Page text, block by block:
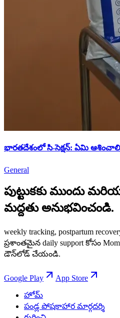
భారతదేశంలో సి-సెక్షన్: ఏమి ఆశించాలి
General
పుట్టుకకు ముందు
మద్దతు అనుభవించండి.
weekly tracking, postpartum
ప్రశాంతమైన daily support కోసం
డౌన్‌లోడ్ చేయండి.
Google Play
App Store
హోమ్
పండ్ల పోషకాహార మార్గదర్శి